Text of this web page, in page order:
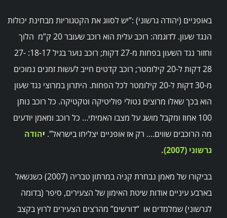
באופניים (יהודה גרשוני) :”יש לסווג את הקטגוריות מבחינת יכולות
הנגד שעון. לדוגמה: רוכב עלית הוא רוכב שעובר 20 ק”מ הלוך
וחזור נגד השעון בפחות מ-27 דקות; רוכב נוער בגיל 18-17: 27-
28 דקות ל-20 קילומטר; רוכב קדטים חייב לעשות זמנים נמוכים
מ-30 דקות ל-20 קילומטר לכל הפחות. היתרון במרוצי נגד שעון
הוא בכך שאלו מרוצים נטולי פוליטיקה וטקטיקה. כל רוכב נותן
100 אחוז ומקבל מושג על מצבו האמיתי… כל רוכב ומאמן יודעים
מה הרוכבים שווים…. רק אז אופניים יצליחו בישראל”. יהודה
גרשוני (2007).
בביקורו של מאמן נבחרת קניה במרתון טבריה (2007) כשנשאל
בארבע עיניים אודות שיטת האימון של הצעירים, סיפר (בדומה
לגרשוני) שמלמדים או “דורשים” מהרצים הצעירים לרוץ בקצב